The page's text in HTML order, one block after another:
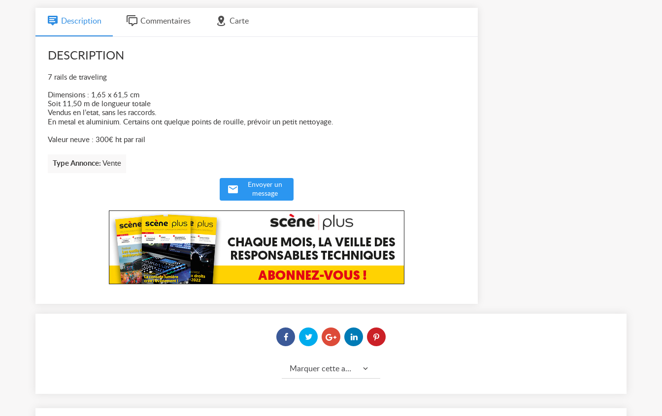
Description Commentaires Carte
DESCRIPTION
7 rails de traveling
Dimensions : 1,65 x 61,5 cm
Soit 11,50 m de longueur totale
Vendus en l’etat, sans les raccords.
En metal et aluminium. Certains ont quelque points de rouille, prévoir un petit nettoyage.
Valeur neuve : 300€ ht par rail
Type Annonce: Vente
Envoyer un
message
Marquer cette annonce comme...